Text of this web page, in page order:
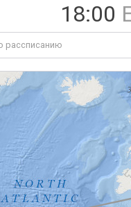
18:00
рассписанию